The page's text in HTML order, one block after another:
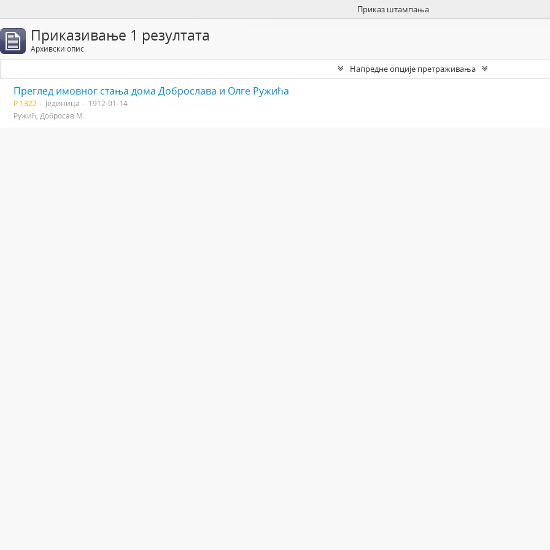
Приказ штампања
Приказивање 1 резултата
Архивски опис
Напредне опције претраживања
Преглед имовног стања дома Доброслава и Олге Ружића
Р 1322 Јединица
1912-01-14
Ружић, Добросав М.